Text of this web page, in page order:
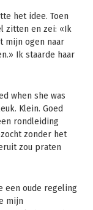
het idee. Toen
zitten en zei: «Ik
mijn ogen naar
Ik staarde haar
when she was
Klein. Goed
rondleiding
zonder het
zou praten
een oude regeling
mijn